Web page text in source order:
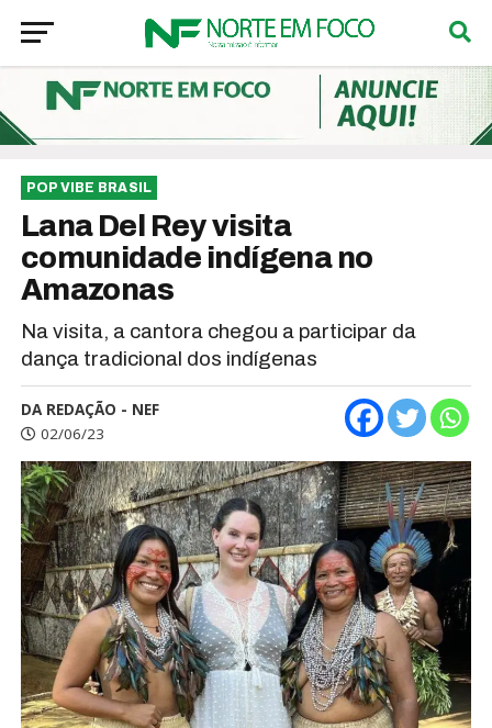
POP VIBE BRASIL
Lana Del Rey visita
comunidade indígena no
Amazonas
Na visita, a cantora chegou a participar da
dança tradicional dos indígenas
DA REDAÇÃO - NEF
02/06/23